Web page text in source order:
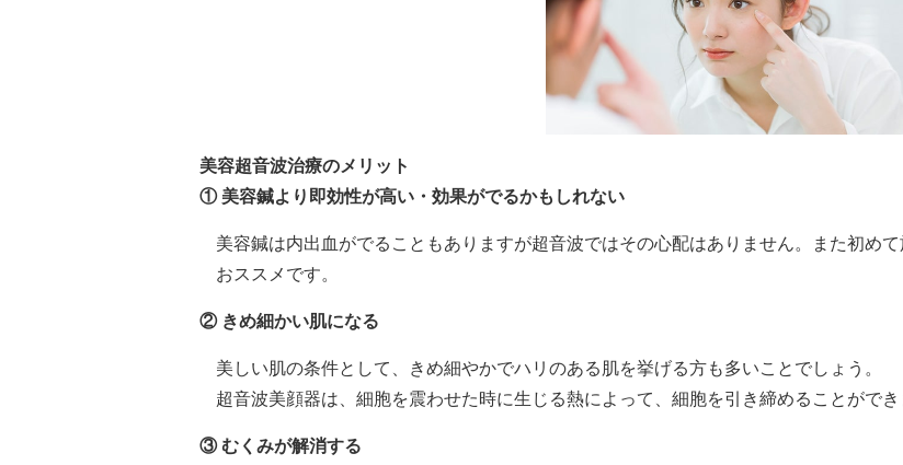
美容超音波治療のメリット
① 美容鍼より即効性が高い・効果がでるかもしれない
美容鍼は内出血がでることもありますが超音波ではその心配はありません。また初め
おススメです。
② きめ細かい肌になる
美しい肌の条件として、きめ細やかでハリのある肌を挙げる方も多いことでしょう。
超音波美顔器は、細胞を震わせた時に生じる熱によって、細胞を引き締めることができ
③ むくみが解消する